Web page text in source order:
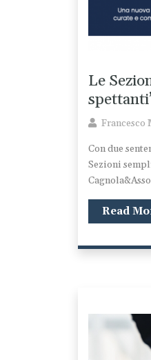
Le
Francesco
Con due
Sezioni
Read